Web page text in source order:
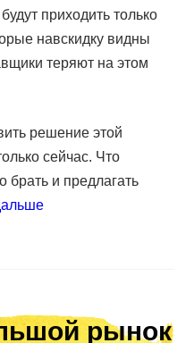
приходить только
навскидку видны
теряют на этом
решение этой
сейчас. Что
брать и предлагать
рынок